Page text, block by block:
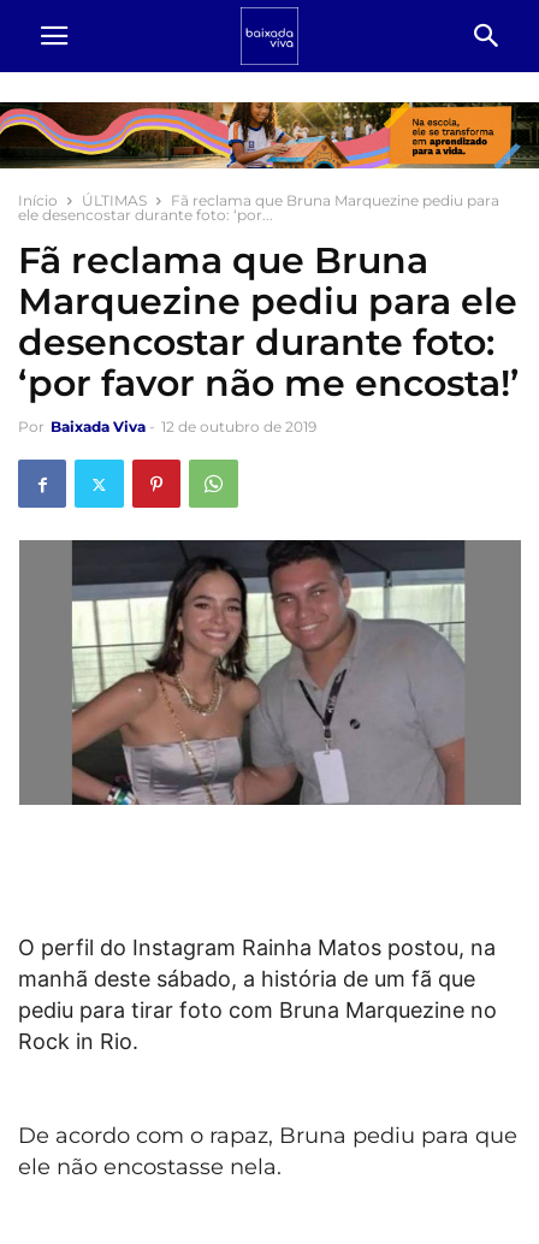
Início ÚLTIMAS
Fã reclama que Bruna Marquezine pediu para
ele desencostar durante foto: ‘por...
Fã reclama que Bruna
Marquezine pediu para ele
desencostar durante foto:
‘por favor não me encosta!’
Por Baixada Viva - 12 de outubro de 2019
O perfil do Instagram Rainha Matos postou, na
manhã deste sábado, a história de um fã que
pediu para tirar foto com Bruna Marquezine no
Rock in Rio.
De acordo com o rapaz, Bruna pediu para que
ele não encostasse nela.